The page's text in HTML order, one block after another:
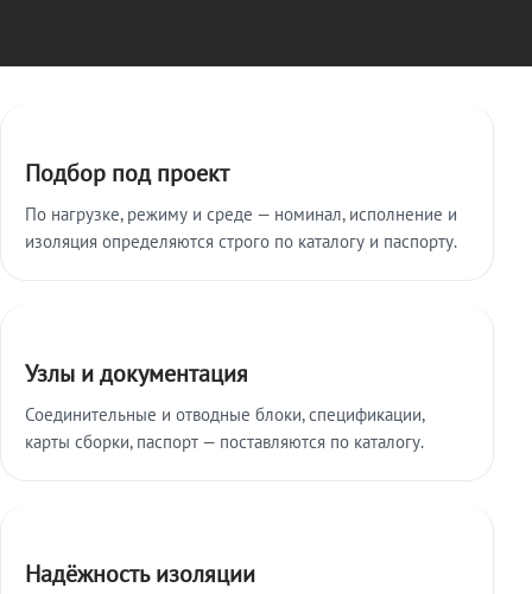
Подбор под проект
По нагрузке, режиму и среде — номинал, исполнение и
изоляция определяются строго по каталогу и паспорту.
Узлы и документация
Соединительные и отводные блоки, спецификации,
карты сборки, паспорт — поставляются по каталогу.
Надёжность изоляции